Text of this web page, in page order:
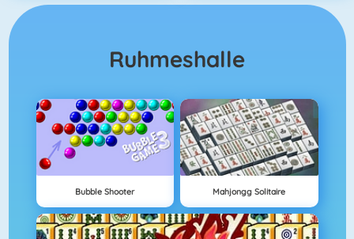
Ruhmeshalle
Bubble Shooter Mahjongg Solitaire